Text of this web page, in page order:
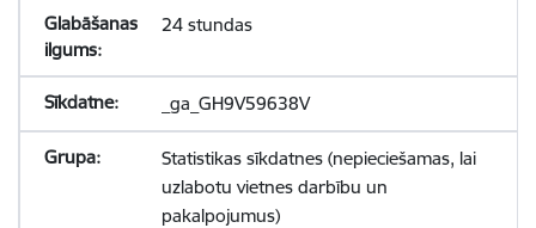
24 stundas
_ga_GH9V59638V
Statistikas sīkdatnes (nepieciešamas, lai
uzlabotu vietnes darbību un
pakalpojumus)